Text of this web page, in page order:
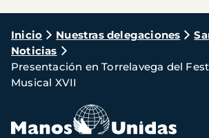
Ruta
de
navegación
Inicio Nuestras delegaciones
Noticias
Presentación en Torrelavega del
Musical XVII